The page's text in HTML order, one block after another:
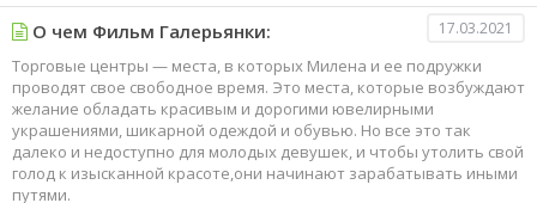
О чем Фильм Галерьянки: 17.03.2021
Торговые центры — места, в которых Милена и ее подружки
проводят свое свободное время. Это места, которые возбуждают
желание обладать красивым и дорогими ювелирными
украшениями, шикарной одеждой и обувью. Но все это так
далеко и недоступно для молодых девушек, и чтобы утолить свой
голод к изысканной красоте,они начинают зарабатывать иными
путями.